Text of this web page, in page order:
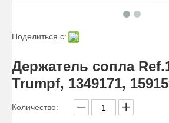
Поделиться с:
Держатель сопла
Trumpf, 1349171,
Количество: